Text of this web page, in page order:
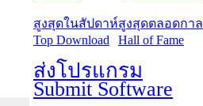
สูงสุดในสัปดาห์
Top Download
สูงสุดตลอดกาล
Hall of Fame
ส่งโปรแกรม
Submit Software